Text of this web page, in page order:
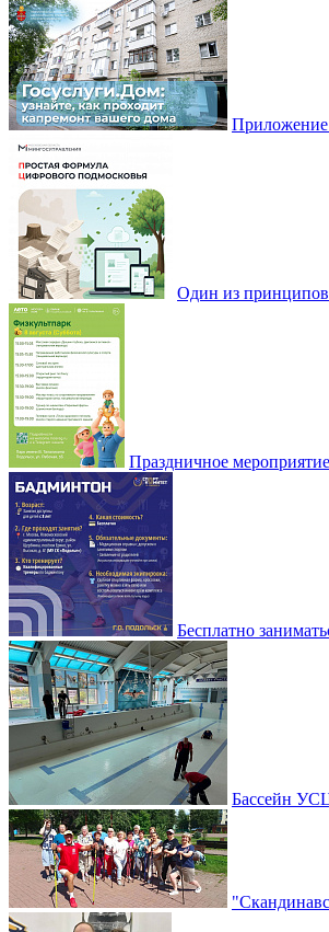
Приложение
Один из принципов
Праздничное
Бесплатно
Бассейн